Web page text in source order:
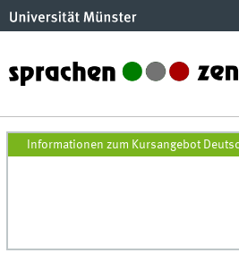
Deutsch (DaF-stube) SoSe23
Informationen zum Kursangebot